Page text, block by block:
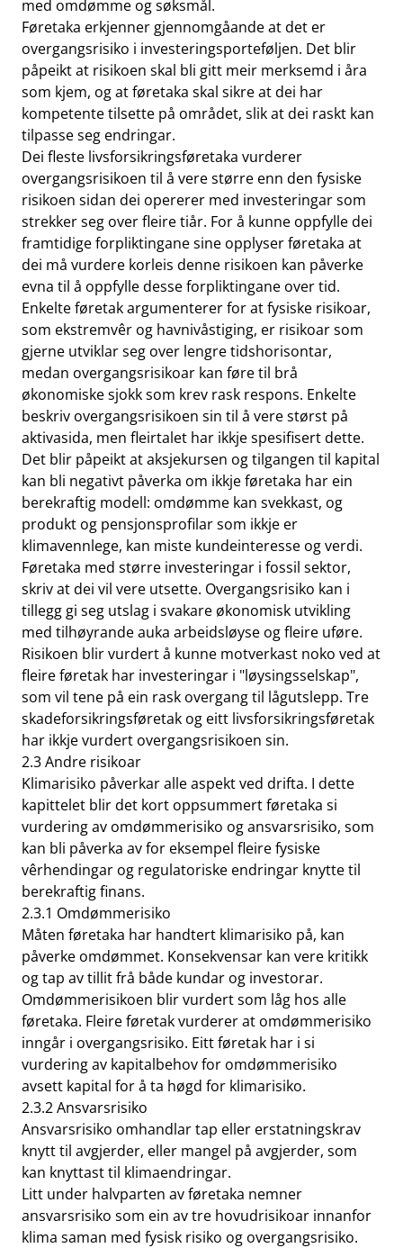
med omdømme og søksmål.
Føretaka erkjenner gjennomgåande at det er
overgangsrisiko i investeringsporteføljen. Det blir
påpeikt at risikoen skal bli gitt meir merksemd i åra
som kjem, og at føretaka skal sikre at dei har
kompetente tilsette på området, slik at dei raskt kan
tilpasse seg endringar.
Dei fleste livsforsikringsføretaka vurderer
overgangsrisikoen til å vere større enn den fysiske
risikoen sidan dei opererer med investeringar som
strekker seg over fleire tiår. For å kunne oppfylle dei
framtidige forpliktingane sine opplyser føretaka at
dei må vurdere korleis denne risikoen kan påverke
evna til å oppfylle desse forpliktingane over tid.
Enkelte føretak argumenterer for at fysiske risikoar,
som ekstremvêr og havnivåstiging, er risikoar som
gjerne utviklar seg over lengre tidshorisontar,
medan overgangsrisikoar kan føre til brå
økonomiske sjokk som krev rask respons. Enkelte
beskriv overgangsrisikoen sin til å vere størst på
aktivasida, men fleirtalet har ikkje spesifisert dette.
Det blir påpeikt at aksjekursen og tilgangen til kapital
kan bli negativt påverka om ikkje føretaka har ein
berekraftig modell: omdømme kan svekkast, og
produkt og pensjonsprofilar som ikkje er
klimavennlege, kan miste kundeinteresse og verdi.
Føretaka med større investeringar i fossil sektor,
skriv at dei vil vere utsette. Overgangsrisiko kan i
tillegg gi seg utslag i svakare økonomisk utvikling
med tilhøyrande auka arbeidsløyse og fleire uføre.
Risikoen blir vurdert å kunne motverkast noko ved at
fleire føretak har investeringar i "løysingsselskap",
som vil tene på ein rask overgang til lågutslepp. Tre
skadeforsikringsføretak og eitt livsforsikringsføretak
har ikkje vurdert overgangsrisikoen sin.
2.3 Andre risikoar
Klimarisiko påverkar alle aspekt ved drifta. I dette
kapittelet blir det kort oppsummert føretaka si
vurdering av omdømmerisiko og ansvarsrisiko, som
kan bli påverka av for eksempel fleire fysiske
vêrhendingar og regulatoriske endringar knytte til
berekraftig finans.
2.3.1 Omdømmerisiko
Måten føretaka har handtert klimarisiko på, kan
påverke omdømmet. Konsekvensar kan vere kritikk
og tap av tillit frå både kundar og investorar.
Omdømmerisikoen blir vurdert som låg hos alle
føretaka. Fleire føretak vurderer at omdømmerisiko
inngår i overgangsrisiko. Eitt føretak har i si
vurdering av kapitalbehov for omdømmerisiko
avsett kapital for å ta høgd for klimarisiko.
2.3.2 Ansvarsrisiko
Ansvarsrisiko omhandlar tap eller erstatningskrav
knytt til avgjerder, eller mangel på avgjerder, som
kan knyttast til klimaendringar.
Litt under halvparten av føretaka nemner
ansvarsrisiko som ein av tre hovudrisikoar innanfor
klima saman med fysisk risiko og overgangsrisiko.